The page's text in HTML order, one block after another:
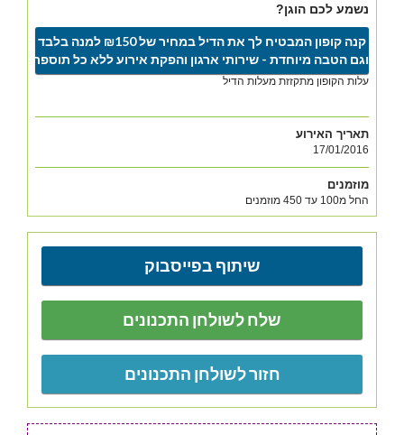
נשמע לכם הוגן?
קנה קופון המבטיח לך את הדיל במחיר של ₪150 למנה בלבד
וגם הטבה מיוחדת - שירותי ארגון והפקת אירוע ללא כל תוספת
עלות הקופון מתקזזת מעלות הדיל
תאריך האירוע
17/01/2016
מוזמנים
החל מ100 עד 450 מוזמנים
שיתוף בפייסבוק
שלח לשולחן התכנונים
חזור לשולחן התכנונים